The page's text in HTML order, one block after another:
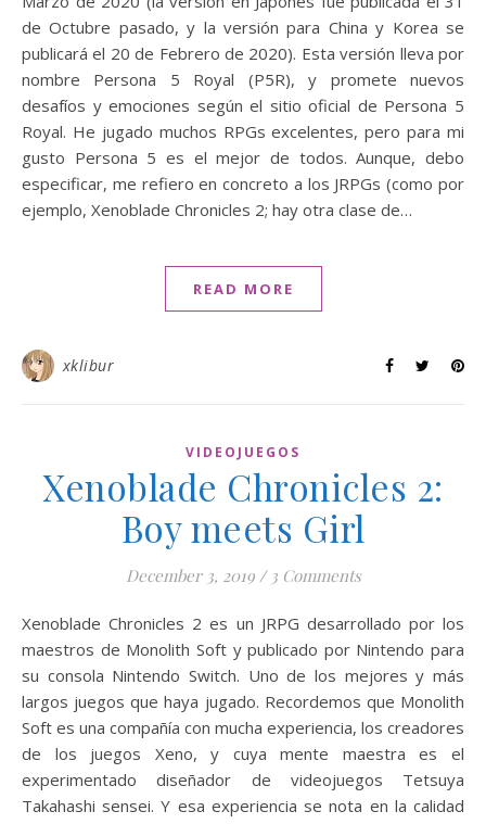
de Octubre pasado, y la versión para China y Korea se
publicará el 20 de Febrero de 2020). Esta versión lleva por
nombre Persona 5 Royal (P5R), y promete nuevos
desafíos y emociones según el sitio oficial de Persona 5
Royal. He jugado muchos RPGs excelentes, pero para mi
gusto Persona 5 es el mejor de todos. Aunque, debo
especificar, me refiero en concreto a los JRPGs (como por
ejemplo, Xenoblade Chronicles 2; hay otra clase de…
READ MORE
xklibur
VIDEOJUEGOS
Xenoblade Chronicles 2:
Boy meets Girl
December 3, 2019 / 3 Comments
Xenoblade Chronicles 2 es un JRPG desarrollado por los
maestros de Monolith Soft y publicado por Nintendo para
su consola Nintendo Switch. Uno de los mejores y más
largos juegos que haya jugado. Recordemos que Monolith
Soft es una compañía con mucha experiencia, los creadores
de los juegos Xeno, y cuya mente maestra es el
experimentado diseñador de videojuegos Tetsuya
Takahashi sensei. Y esa experiencia se nota en la calidad